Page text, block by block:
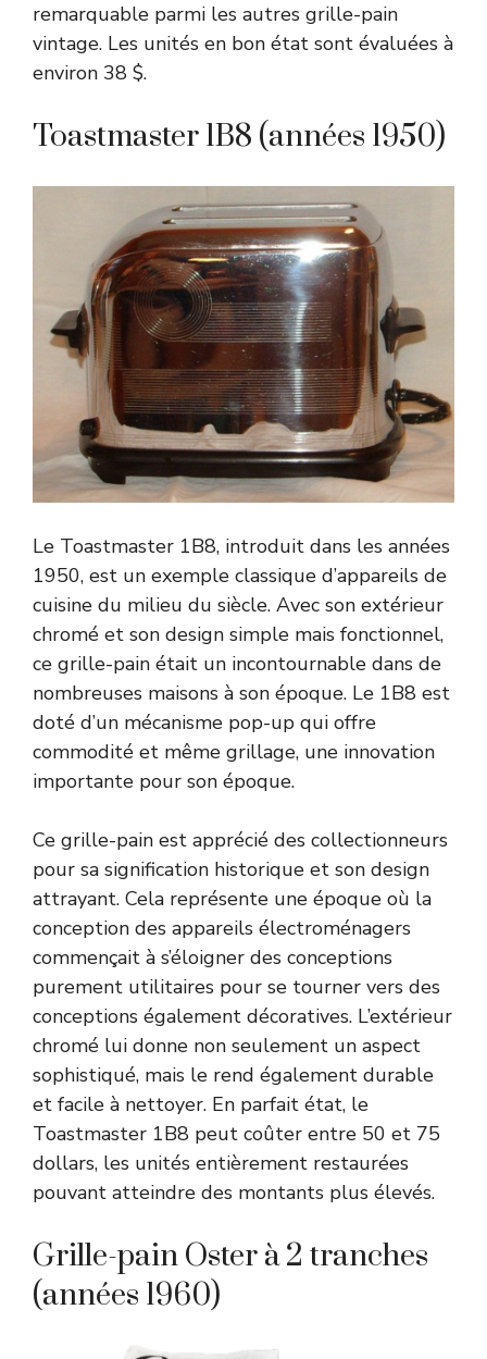
remarquable parmi les autres grille-pain
vintage. Les unités en bon état sont évaluées à
environ 38 $.
Toastmaster 1B8 (années 1950)
Le Toastmaster 1B8, introduit dans les années
1950, est un exemple classique d’appareils de
cuisine du milieu du siècle. Avec son extérieur
chromé et son design simple mais fonctionnel,
ce grille-pain était un incontournable dans de
nombreuses maisons à son époque. Le 1B8 est
doté d’un mécanisme pop-up qui offre
commodité et même grillage, une innovation
importante pour son époque.
Ce grille-pain est apprécié des collectionneurs
pour sa signification historique et son design
attrayant. Cela représente une époque où la
conception des appareils électroménagers
commençait à s’éloigner des conceptions
purement utilitaires pour se tourner vers des
conceptions également décoratives. L’extérieur
chromé lui donne non seulement un aspect
sophistiqué, mais le rend également durable
et facile à nettoyer. En parfait état, le
Toastmaster 1B8 peut coûter entre 50 et 75
dollars, les unités entièrement restaurées
pouvant atteindre des montants plus élevés.
Grille-pain Oster à 2 tranches
(années 1960)